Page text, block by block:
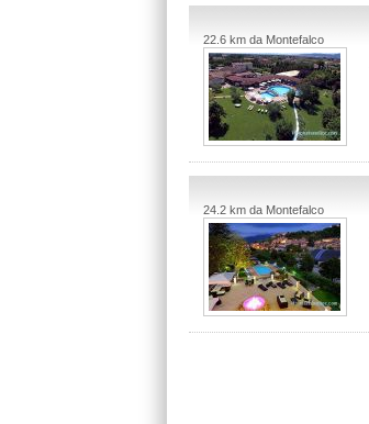
22.6 km da Montefalco
24.2 km da Montefalco